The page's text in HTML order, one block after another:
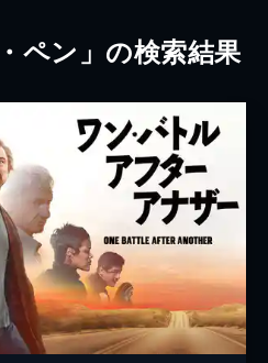
ペン」の検索結果